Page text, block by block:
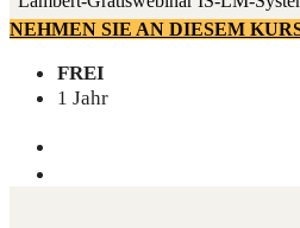
NEHMEN SIE AN DIESEM
FREI
1 Jahr